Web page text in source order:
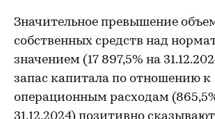
Значительное превышение
собственных средств над
значением (17 897,5% на
запас капитала по отношению к
операционным расходам